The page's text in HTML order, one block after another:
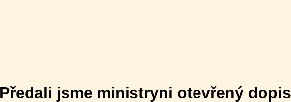
Předali jsme ministryni otevřený dopis